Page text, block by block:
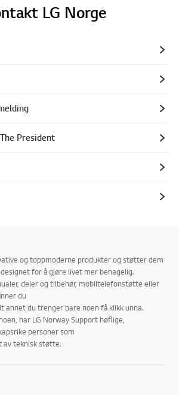
LG Norge
President
og toppmoderne produkter og støtter dem
for å gjøre livet mer behagelig.
deler og tilbehør, mobiltelefonstøtte eller
du
annet du trenger bare noen få klikk unna.
har LG Norway Support høflige,
personer som
av teknisk støtte.